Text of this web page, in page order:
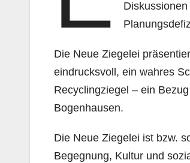
Die Neue Ziegelei
eindrucksvoll, ein wahres
Recyclingziegel – ein
Bogenhausen.
Die Neue Ziegelei ist bzw.
Begegnung, Kultur und